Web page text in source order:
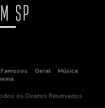
Famosos Geral
Música
os Direitos Reservados.